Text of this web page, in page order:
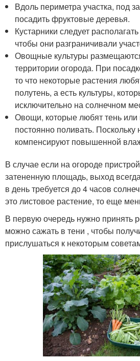
Вдоль периметра участка, под
посадить фруктовые деревья.
Кустарники следует
чтобы они разграничивали
Овощные культуры
территории огорода. При
то что некоторые растения
полутень, а есть культуры,
исключительно на солнечном
Овощи, которые любят тень или
постоянно поливать. Поскольку
компенсируют повышенной
В случае если на огороде
затененную площадь, выход
в день требуется до 4 часов
это листовое растение, то еще
В первую очередь нужно принять
можно сажать в тени , чтобы
прислушаться к некоторым